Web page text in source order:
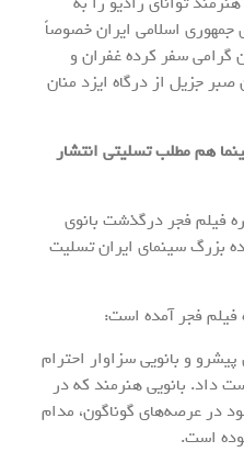
جمهوری اسلامی ایران خصوصاً
گرامی سفر کرده غفران و
صبر جزیل از درگاه ایزد منان
هم مطلب تسلیتی انتشار
فیلم فجر درگذشت بانوی
بزرگ سینمای ایران تسلیت
فجر آمده است:
و بانویی سزاوار احترام
داد. بانویی هنرمند که در
خود در عرصه‌های گوناگون، مدام
است.